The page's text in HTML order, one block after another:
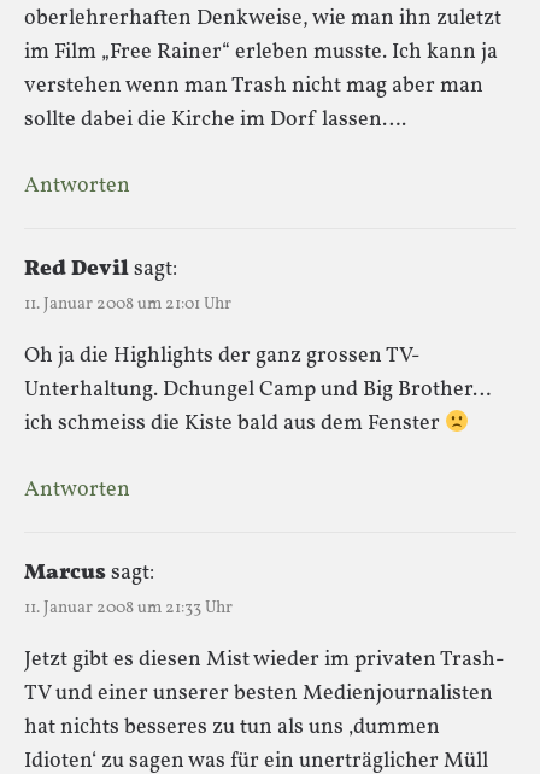
oberlehrerhaften Denkweise, wie man ihn zuletzt
im Film „Free Rainer“ erleben musste. Ich kann ja
verstehen wenn man Trash nicht mag aber man
sollte dabei die Kirche im Dorf lassen….
Antworten
Red Devilsagt:
11. Januar 2008 um 21:01 Uhr
Oh ja die Highlights der ganz grossen TV-
Unterhaltung. Dchungel Camp und Big Brother…
ich schmeiss die Kiste bald aus dem Fenster
Antworten
Marcussagt:
11. Januar 2008 um 21:33 Uhr
Jetzt gibt es diesen Mist wieder im privaten Trash-
TV und einer unserer besten Medienjournalisten
hat nichts besseres zu tun als uns ‚dummen
Idioten‘ zu sagen was für ein unerträglicher Müll